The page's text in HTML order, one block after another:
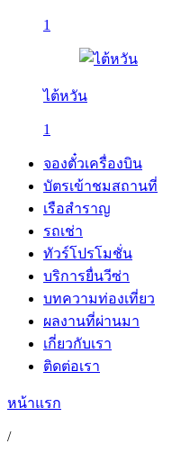
1
ไต้หวัน
1
จองตั๋วเครื่องบิน
บัตรเข้าชมสถานที่
เรือสำราญ
รถเช่า
ทัวร์โปรโมชั่น
บริการยื่นวีซ่า
บทความท่องเที่ยว
ผลงานที่ผ่านมา
เกี่ยวกับเรา
ติดต่อเรา
หน้าแรก
/